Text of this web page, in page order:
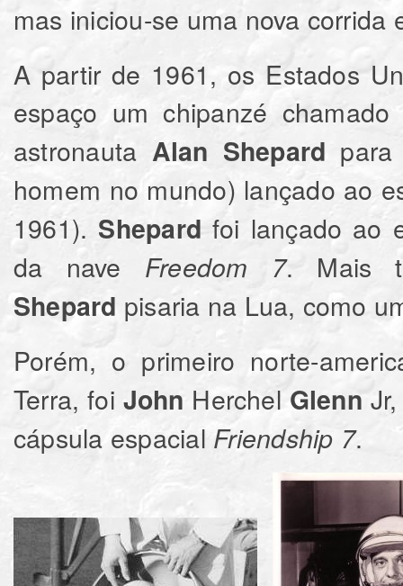
mas iniciou-se uma nova
A partir de 1961, os Estados
espaço um chipanzé
astronauta Alan Shepard
homem no mundo) lançado ao
1961). Shepard foi lançado ao
da nave Freedom 7. Mais
Shepard pisaria na Lua, como
Porém, o primeiro norte-
Terra, foi John HerchelGlenn
cápsula espacial Friendship 7.